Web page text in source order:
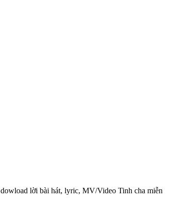
lời bài hát, lyric, MV/Video Tinh cha miễn